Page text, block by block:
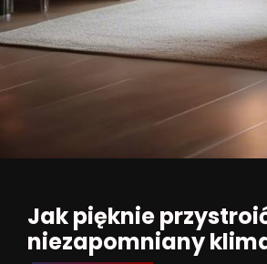
Jak pięknie
niezapomniany